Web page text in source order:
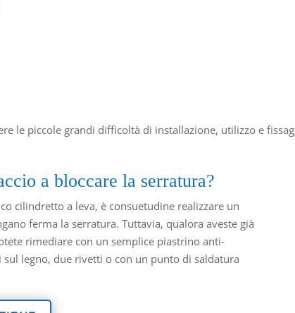
le piccole grandi difficoltà di installazione, utilizzo e
a bloccare la serratura?
cilindretto a leva, è consuetudine realizzare un
ferma la serratura. Tuttavia, qualora aveste già
rimediare con un semplice piastrino anti-
legno, due rivetti o con un punto di saldatura